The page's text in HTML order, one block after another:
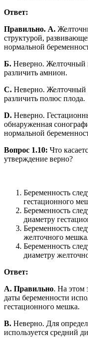
Ответ:
Правильно. A.
структурой,
нормальной
Б. Неверно. Желточный
различить амнион.
С. Неверно. Желточный
различить полюс плода.
D. Неверно.
обнаруженная
нормальной
Вопрос 1.10: Что
утверждение верно?
Беременность
гестационного
Беременность
диаметру
Беременность
желточного мешка.
Беременность
диаметру
Ответ:
A. Правильно. На этом
даты беременности
гестационного мешка.
B. Неверно. Для
используется средний